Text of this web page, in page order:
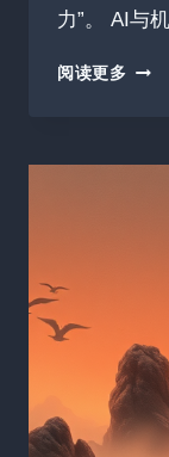
力”。 AI与
阅读更多
试
歇